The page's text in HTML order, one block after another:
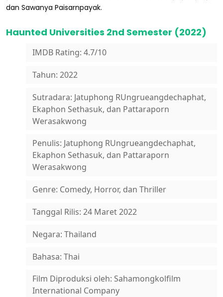
dan Sawanya Paisarnpayak.
Haunted Universities 2nd Semester (2022)
IMDB Rating: 4.7/10
Tahun: 2022
Sutradara: Jatuphong RUngrueangdechaphat,
Ekaphon Sethasuk, dan Pattaraporn
Werasakwong
Penulis: Jatuphong RUngrueangdechaphat,
Ekaphon Sethasuk, dan Pattaraporn
Werasakwong
Genre: Comedy, Horror, dan Thriller
Tanggal Rilis: 24 Maret 2022
Negara: Thailand
Bahasa: Thai
Film Diproduksi oleh: Sahamongkolfilm
International Company